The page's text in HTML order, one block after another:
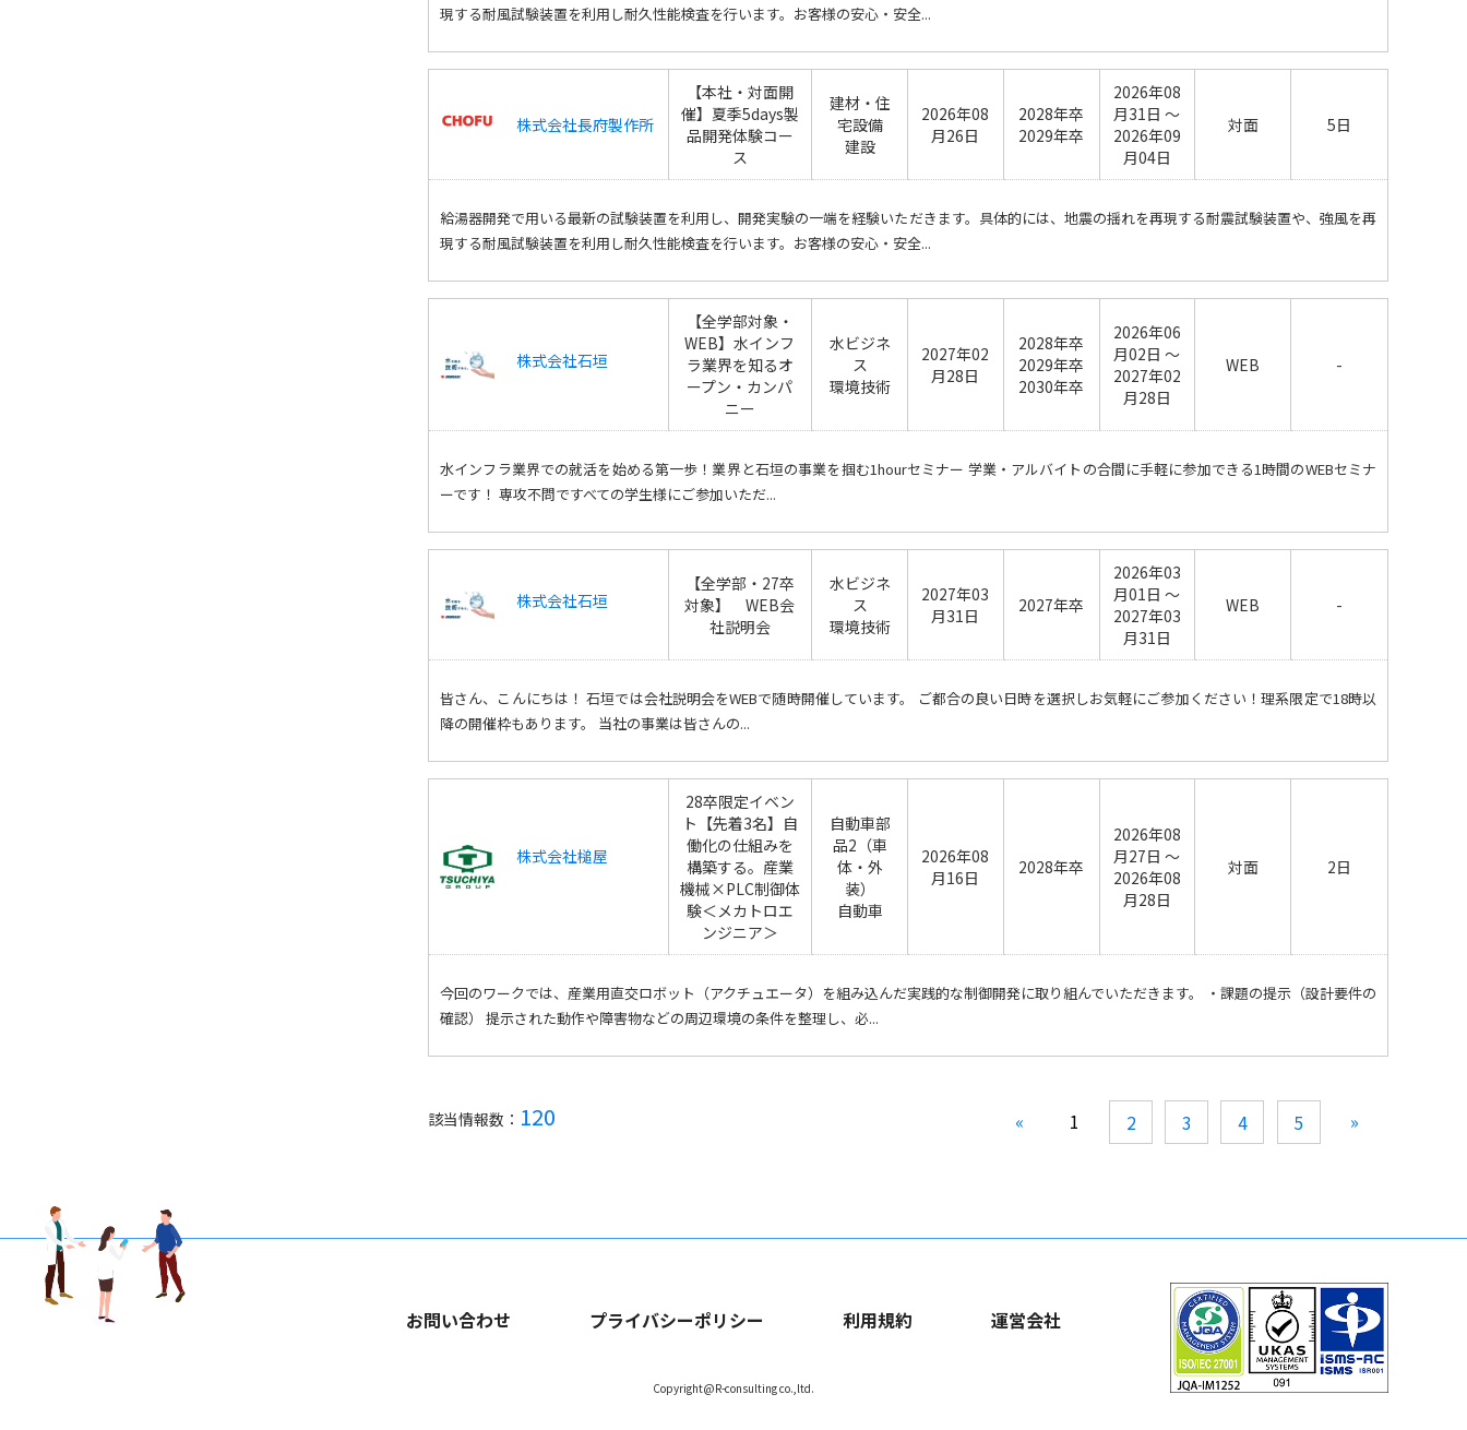
現する耐風試験装置を利用し耐久性能検査を行います。お客様の安心・安全...
株式会社長府製作所
【本社・対面開
催】夏季5days製
品開発体験コー
ス
建材・住
宅設備
建設
2026年08
月26日
2028年卒
2029年卒
2026年08
月31日 ～
2026年09
月04日
対面 5日
給湯器開発で用いる最新の試験装置を利用し、開発実験の一端を経験いただきます。具体的には、地震の揺れを再現する耐震試験装置や、強風を再
現する耐風試験装置を利用し耐久性能検査を行います。お客様の安心・安全...
株式会社石垣
【全学部対象・
WEB】水インフ
ラ業界を知るオ
ープン・カンパ
ニー
水ビジネ
ス
環境技術
2027年02
月28日
2028年卒
2029年卒
2030年卒
2026年06
月02日 ～
2027年02
月28日
WEB -
水インフラ業界での就活を始める第一歩！業界と石垣の事業を掴む1hourセミナー 学業・アルバイトの合間に手軽に参加できる1時間のWEBセミナ
ーです！ 専攻不問ですべての学生様にご参加いただ...
株式会社石垣
【全学部・27卒
対象】 WEB会
社説明会
水ビジネ
ス
環境技術
2027年03
月31日
2027年卒
2026年03
月01日 ～
2027年03
月31日
WEB -
皆さん、こんにちは！ 石垣では会社説明会をWEBで随時開催しています。 ご都合の良い日時を選択しお気軽にご参加ください！理系限定で18時以
降の開催枠もあります。 当社の事業は皆さんの...
株式会社槌屋
28卒限定イベン
ト【先着3名】自
働化の仕組みを
構築する。産業
機械×PLC制御体
験＜メカトロエ
ンジニア＞
自動車部
品2（車
体・外
装）
自動車
2026年08
月16日
2028年卒
2026年08
月27日 ～
2026年08
月28日
対面 2日
今回のワークでは、産業用直交ロボット（アクチュエータ）を組み込んだ実践的な制御開発に取り組んでいただきます。 ・課題の提示（設計要件の
確認） 提示された動作や障害物などの周辺環境の条件を整理し、必...
該当情報数： 120 « 1 2 3 4 5 »
お問い合わせ プライバシーポリシー 利用規約 運営会社
Copyright@R-consulting co.,ltd.